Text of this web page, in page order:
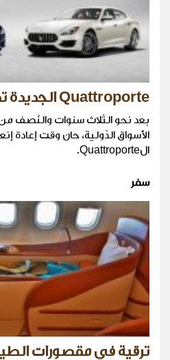
Quattroporte الجديدة تصل إلى عُمان
بعد نحو الثلاث سنوات والنّصف
الأسواق الدّولية، حان وقت إعادة
الQuattroporte.
سفر
ترقية في مقصورات